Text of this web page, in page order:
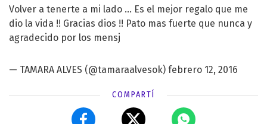
Volver a tenerte a mi lado ... Es el mejor regalo que me
dio la vida !! Gracias dios !! Pato mas fuerte que nunca y
agradecido por los mensj
— TAMARA ALVES (@tamaraalvesok) febrero 12, 2016
COMPARTÍ